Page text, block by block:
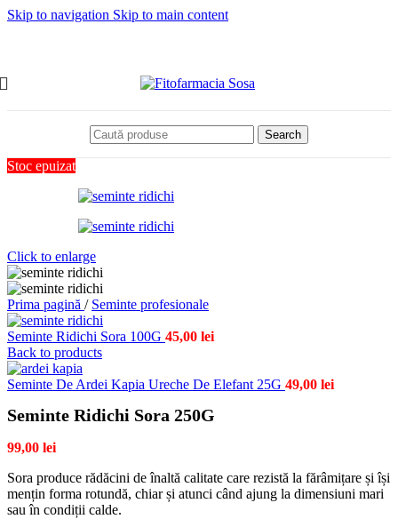
Skip to navigation Skip to main content
Search
Stoc epuizat
Click to enlarge
Prima pagină / Seminte profesionale
Seminte Ridichi Sora 100G 45,00 lei
Back to products
Seminte De Ardei Kapia Ureche De Elefant 25G 49,00 lei
Seminte Ridichi Sora 250G
99,00 lei
Sora produce rădăcini de înaltă calitate care rezistă la fărâmițare și își
mențin forma rotundă, chiar și atunci când ajung la dimensiuni mari
sau în condiții calde.